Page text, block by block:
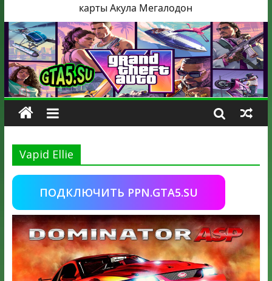
карты Акула Мегалодон
Vapid Ellie
ПОДКЛЮЧИТЬ PPN.GTA5.SU